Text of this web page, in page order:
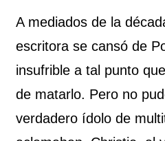
A mediados de la
escritora se cansó de
insufrible a tal punto
de matarlo. Pero no
verdadero ídolo de